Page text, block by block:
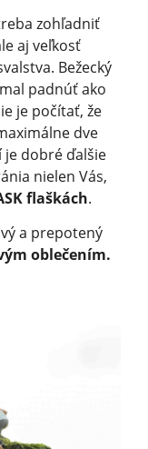
zohľadniť
aj veľkosť
Bežecký
padnúť ako
je počítať, že
dve
dobré ďalšie
nielen Vás,
flaškách.
a prepotený
oblečením.